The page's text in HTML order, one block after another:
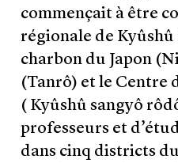
commençait à être
régionale de
charbon du Japon
(Tanrô) et le Centre
( Kyûshû sangyô
professeurs et
dans cinq districts